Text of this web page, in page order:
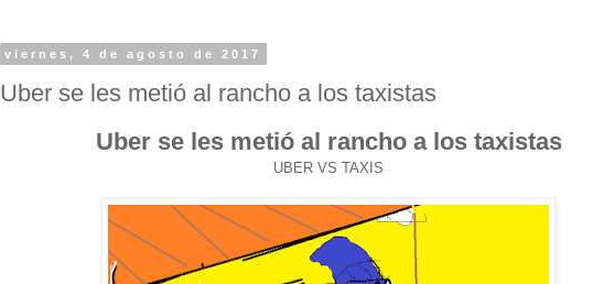
viernes, 4 de agosto de 2017
Uber se les metió al rancho a los taxistas
Uber se les metió al rancho a los taxistas
UBER VS TAXIS